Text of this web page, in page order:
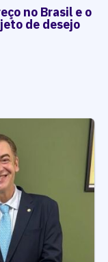
no Brasil e o
de desejo